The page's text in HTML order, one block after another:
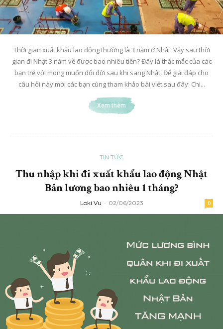
Thời gian xuất khẩu lao động thường là 3 năm ở Nhật. Vậy sau thời
gian đi Nhật 3 năm về được bao nhiêu tiền? Đây là thắc mắc của các
bạn trẻ với mong muốn đổi đời sau khi sang Nhật. Để giải đáp cho
câu hỏi này mời các bạn cùng tham khảo bài viết sau đây: Chi...
Xem thêm
TIN TỨC
Thu nhập khi đi xuất khẩu lao động Nhật
Bản lương bao nhiêu 1 tháng?
Loki Vu - 02/06/2023 0